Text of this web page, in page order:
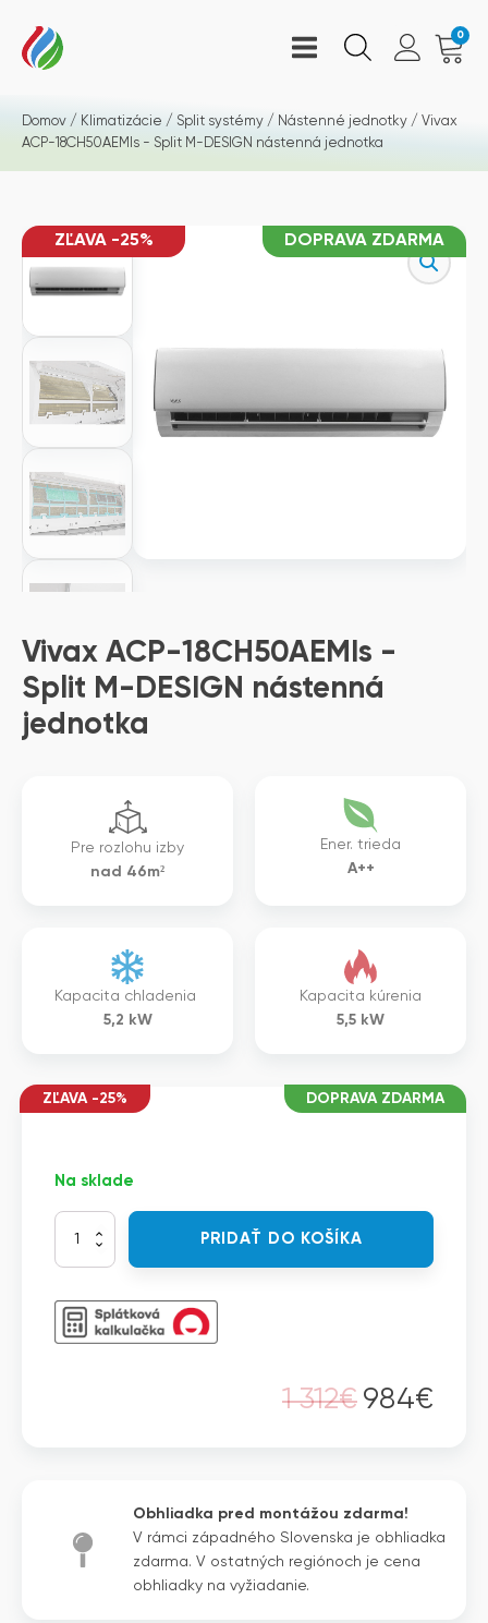
0
Domov / Klimatizácie / Split systémy / Nástenné jednotky / Vivax
ACP-18CH50AEMIs - Split M-DESIGN nástenná jednotka
ZĽAVA -25% DOPRAVA ZDARMA
Vivax ACP-18CH50AEMIs -
Split M-DESIGN nástenná
jednotka
Pre rozlohu izby
nad 46m²
Ener. trieda
A++
Kapacita chladenia
5,2 kW
Kapacita kúrenia
5,5 kW
ZĽAVA -25% DOPRAVA ZDARMA
Na sklade
množstvo
ACP-
Split
PRIDAŤ DO KOŠÍKA
1 312€
Pôvodná
1
312€.
984€
Aktuálna
984€.
Obhliadka pred montážou zdarma!
V rámci západného Slovenska je obhliadka
zdarma. V ostatných regiónoch je cena
obhliadky na vyžiadanie.